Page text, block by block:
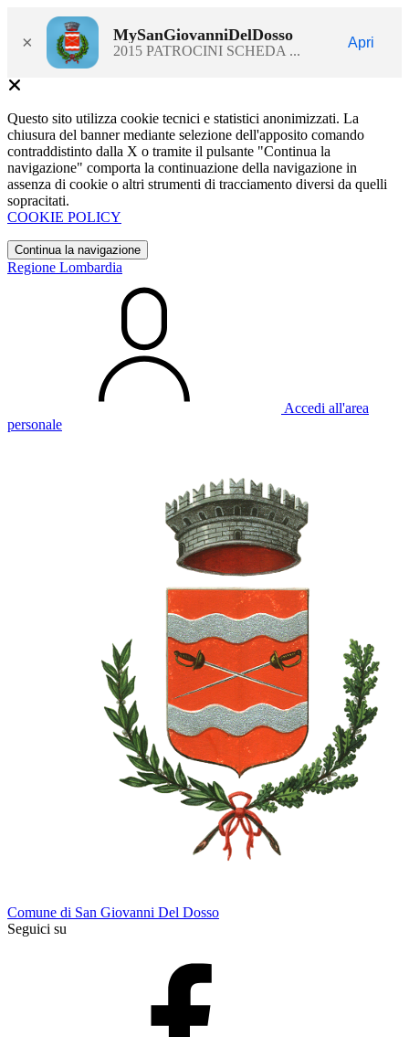
× MySanGiovanniDelDosso
2015 PATROCINI SCHEDA ...
Apri
Questo sito utilizza cookie tecnici e statistici anonimizzati. La
chiusura del banner mediante selezione dell'apposito comando
contraddistinto dalla X o tramite il pulsante "Continua la
navigazione" comporta la continuazione della navigazione in
assenza di cookie o altri strumenti di tracciamento diversi da quelli
sopracitati.
COOKIE POLICY
Continua la navigazione
Regione Lombardia
Accedi all'area
personale
Comune di San Giovanni Del Dosso
Seguici su